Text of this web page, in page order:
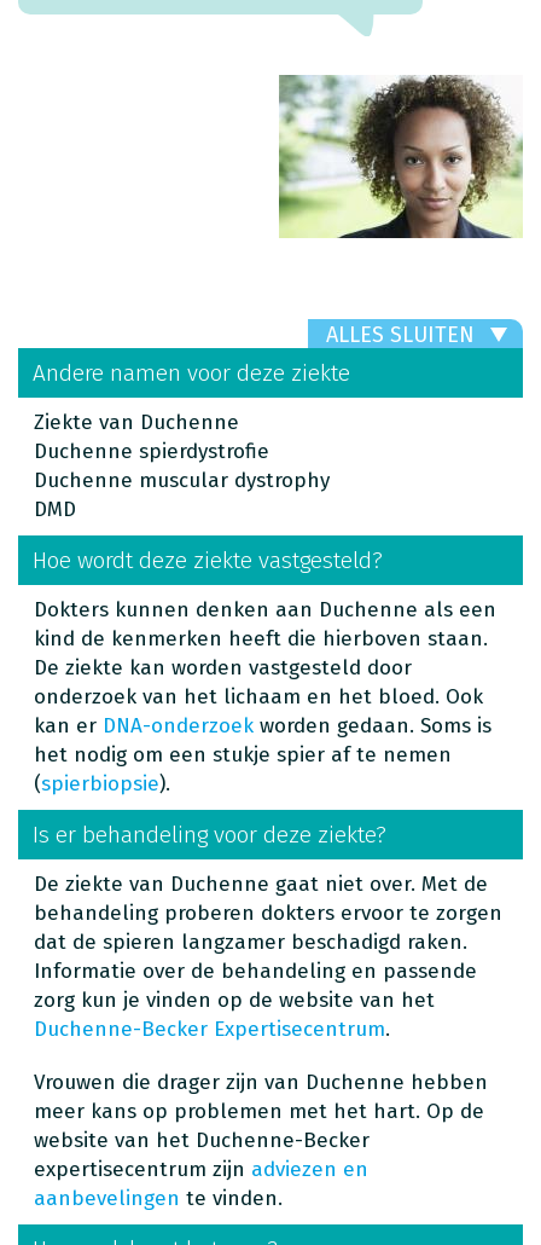
ALLES SLUITEN
Andere namen voor deze ziekte
Ziekte van Duchenne
Duchenne spierdystrofie
Duchenne muscular dystrophy
DMD
Hoe wordt deze ziekte vastgesteld?
Dokters kunnen denken aan Duchenne als een
kind de kenmerken heeft die hierboven staan.
De ziekte kan worden vastgesteld door
onderzoek van het lichaam en het bloed. Ook
kan er DNA-onderzoek worden gedaan. Soms is
het nodig om een stukje spier af te nemen
(spierbiopsie).
Is er behandeling voor deze ziekte?
De ziekte van Duchenne gaat niet over. Met de
behandeling proberen dokters ervoor te zorgen
dat de spieren langzamer beschadigd raken.
Informatie over de behandeling en passende
zorg kun je vinden op de website van het
Duchenne-Becker Expertisecentrum.
Vrouwen die drager zijn van Duchenne hebben
meer kans op problemen met het hart. Op de
website van het Duchenne-Becker
expertisecentrum zijn adviezen en
aanbevelingen te vinden.